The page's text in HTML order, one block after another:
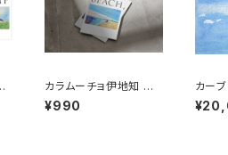
カラムーチョ伊地知 パ
ステル画作品集Vol.1『B
EACH』
¥990
カー